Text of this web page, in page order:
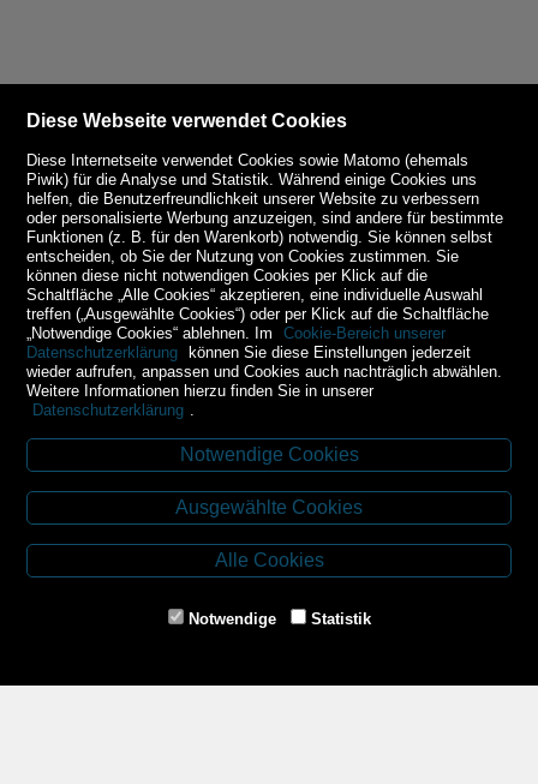
Kontakt
Budweiser Str. 3
3943 Schrems
Tel.: 02853/77239
E-Mail: schrems@spazierer.at
Diese Webseite verwendet Cookies
Diese Internetseite verwendet Cookies sowie Matomo (ehemals
Piwik) für die Analyse und Statistik. Während einige Cookies uns
helfen, die Benutzerfreundlichkeit unserer Website zu verbessern
oder personalisierte Werbung anzuzeigen, sind andere für bestimmte
Funktionen (z. B. für den Warenkorb) notwendig. Sie können selbst
entscheiden, ob Sie der Nutzung von Cookies zustimmen. Sie
können diese nicht notwendigen Cookies per Klick auf die
Schaltfläche „Alle Cookies“ akzeptieren, eine individuelle Auswahl
treffen („Ausgewählte Cookies“) oder per Klick auf die Schaltfläche
„Notwendige Cookies“ ablehnen. Im
Cookie-Bereich unserer
Datenschutzerklärung können Sie diese Einstellungen jederzeit
wieder aufrufen, anpassen und Cookies auch nachträglich abwählen.
Weitere Informationen hierzu finden Sie in unserer
Datenschutzerklärung
Notwendige Cookies
Ausgewählte Cookies
Alle Cookies
Notwendige Statistik